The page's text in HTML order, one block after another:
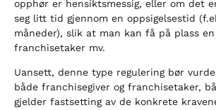
opphør er hensiktsmessig, eller om det
seg litt tid gjennom en oppsigelsestid
måneder), slik at man kan få på plass
franchisetaker mv.
Uansett, denne type regulering bør
både franchisegiver og franchisetaker,
gjelder fastsetting av de konkrete